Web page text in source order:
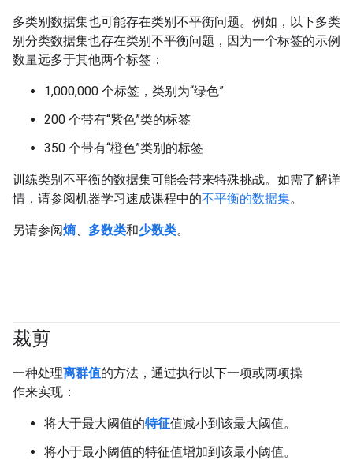
多类别数据集也可能存在类别不平衡问题。例如，以下多类
别分类数据集也存在类别不平衡问题，因为一个标签的示例
数量远多于其他两个标签：
1,000,000 个标签，类别为“绿色”
200 个带有“紫色”类的标签
350 个带有“橙色”类别的标签
训练类别不平衡的数据集可能会带来特殊挑战。如需了解详
情，请参阅机器学习速成课程中的不平衡的数据集。
另请参阅熵、 多数类和少数类。
裁剪
一种处理离群值的方法，通过执行以下一项或两项操
作来实现：
将大于最大阈值的特征值减小到该最大阈值。
将小于最小阈值的特征值增加到该最小阈值。